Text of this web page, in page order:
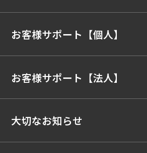
お客様サポート【個人】
お客様サポート【法人】
大切なお知らせ